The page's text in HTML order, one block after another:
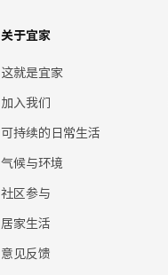
关于宜家
这就是宜家
加入我们
可持续的日常生活
气候与环境
社区参与
居家生活
意见反馈